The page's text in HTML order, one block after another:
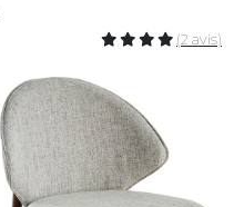
(2 avis)